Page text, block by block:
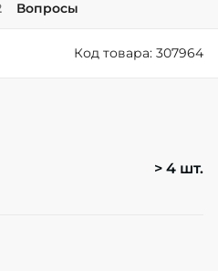
- Щепкина
Вопросы
Код товара: 307964
> 4 шт.